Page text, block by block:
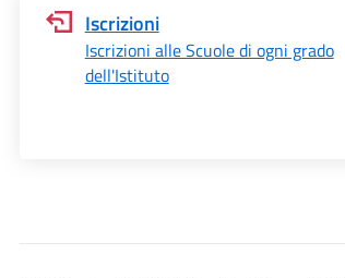
Iscrizioni
Iscrizioni alle Scuole di ogni grado
dell'Istituto